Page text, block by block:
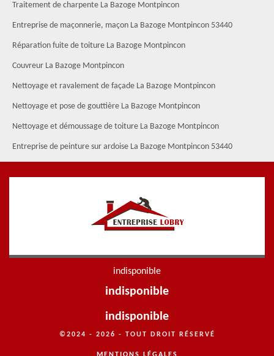
Traitement de charpente La Bazoge Montpincon
Entreprise de maçonnerie, maçon La Bazoge Montpincon 53440
Réparation fuite de toiture La Bazoge Montpincon
Couvreur La Bazoge Montpincon
Nettoyage et ravalement de façade La Bazoge Montpincon
Nettoyage et pose de gouttière La Bazoge Montpincon
Nettoyage et démoussage de toiture La Bazoge Montpincon
Entreprise de peinture sur ardoise La Bazoge Montpincon 53440
indisponible
indisponible
indisponible
©2024 - 2026 - TOUT DROIT RÉSERVÉ